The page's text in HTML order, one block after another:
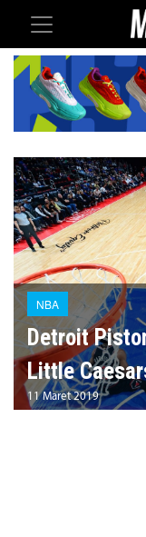
NBA
Detroit
Little
11 Maret 2019